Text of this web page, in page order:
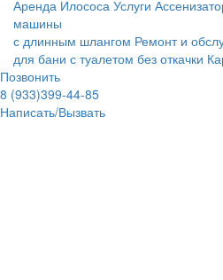
Аренда Илососа Услуги
машины
с длинным шлангом Ремонт и
для бани с туалетом без откачки
Позвонить
8 (933)399-44-85
Написать/Вызвать